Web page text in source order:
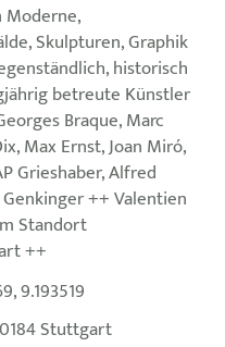
Moderne,
Skulpturen, Graphik
historisch
betreute Künstler
Braque, Marc
Max Ernst, Joan Miró,
Grieshaber, Alfred
++ Valentien
Standort
++
9.193519
Stuttgart